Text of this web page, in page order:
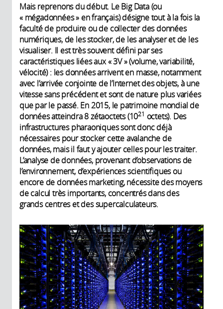
Mais reprenons du début. Le Big Data (ou
« mégadonnées » en français) désigne tout à la fois la
faculté de produire ou de collecter des données
numériques, de les stocker, de les analyser et de les
visualiser. Il est très souvent défini par ses
caractéristiques liées aux « 3V » (volume, variabilité,
vélocité) : les données arrivent en masse, notamment
avec l’arrivée conjointe de l’Internet des objets, à une
vitesse sans précédent et sont de nature plus variées
que par le passé. En 2015, le patrimoine mondial de
données atteindra 8 zétaoctets (1021 octets). Des
infrastructures pharaoniques sont donc déjà
nécessaires pour stocker cette avalanche de
données, mais il faut y ajouter celles pour les traiter.
L’analyse de données, provenant d’observations de
l’environnement, d’expériences scientifiques ou
encore de données marketing, nécessite des moyens
de calcul très importants, concentrés dans des
grands centres et des supercalculateurs.